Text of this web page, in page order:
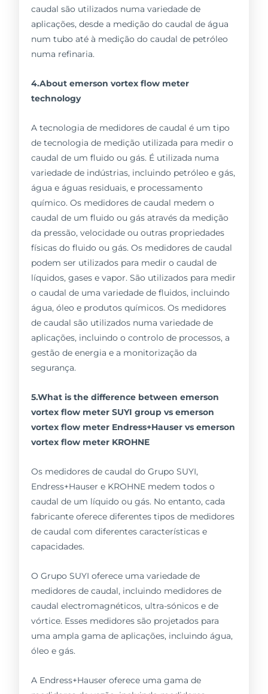
caudal são utilizados numa variedade de
aplicações, desde a medição do caudal de água
num tubo até à medição do caudal de petróleo
numa refinaria.
4.About emerson vortex flow meter
technology
A tecnologia de medidores de caudal é um tipo
de tecnologia de medição utilizada para medir o
caudal de um fluido ou gás. É utilizada numa
variedade de indústrias, incluindo petróleo e gás,
água e águas residuais, e processamento
químico. Os medidores de caudal medem o
caudal de um fluido ou gás através da medição
da pressão, velocidade ou outras propriedades
físicas do fluido ou gás. Os medidores de caudal
podem ser utilizados para medir o caudal de
líquidos, gases e vapor. São utilizados para medir
o caudal de uma variedade de fluidos, incluindo
água, óleo e produtos químicos. Os medidores
de caudal são utilizados numa variedade de
aplicações, incluindo o controlo de processos, a
gestão de energia e a monitorização da
segurança.
5.What is the difference between emerson
vortex flow meter SUYI group vs emerson
vortex flow meter Endress+Hauser vs emerson
vortex flow meter KROHNE
Os medidores de caudal do Grupo SUYI,
Endress+Hauser e KROHNE medem todos o
caudal de um líquido ou gás. No entanto, cada
fabricante oferece diferentes tipos de medidores
de caudal com diferentes características e
capacidades.
O Grupo SUYI oferece uma variedade de
medidores de caudal, incluindo medidores de
caudal electromagnéticos, ultra-sónicos e de
vórtice. Esses medidores são projetados para
uma ampla gama de aplicações, incluindo água,
óleo e gás.
A Endress+Hauser oferece uma gama de